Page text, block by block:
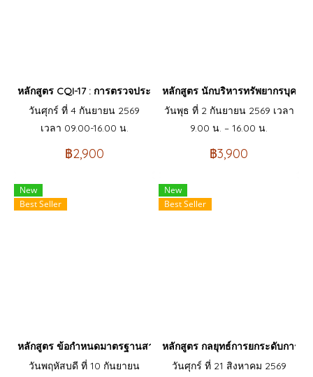
หลักสูตร CQI-17 : การตรวจประเมินกระบวนการพิเศษ ระบบงานบัดกรี
วันศุกร์ ที่ 4 กันยายน 2569
เวลา 09.00-16.00 น.
฿2,900
หลักสูตร นักบริหารทรัพยากรบุคคล
วันพุธ ที่ 2 กันยายน 2569 เวลา
9.00 น. – 16.00 น.
฿3,900
New
Best Seller
หลักสูตร ข้อกำหนดมาตรฐานสากล ISO9001 version 2026 และการ
วันพฤหัสบดี ที่ 10 กันยายน
New
Best Seller
หลักสูตร กลยุทธ์การยกระดับการบ
วันศุกร์ ที่ 21 สิงหาคม 2569